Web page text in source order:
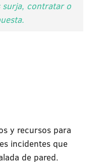
surja, contratar o
y recursos para
incidentes que
de pared.